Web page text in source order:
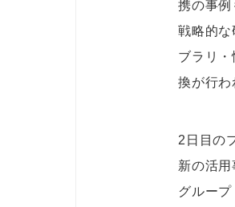
携の事
戦略的
ブラリ
換が行
2日目の
新の活
グルー